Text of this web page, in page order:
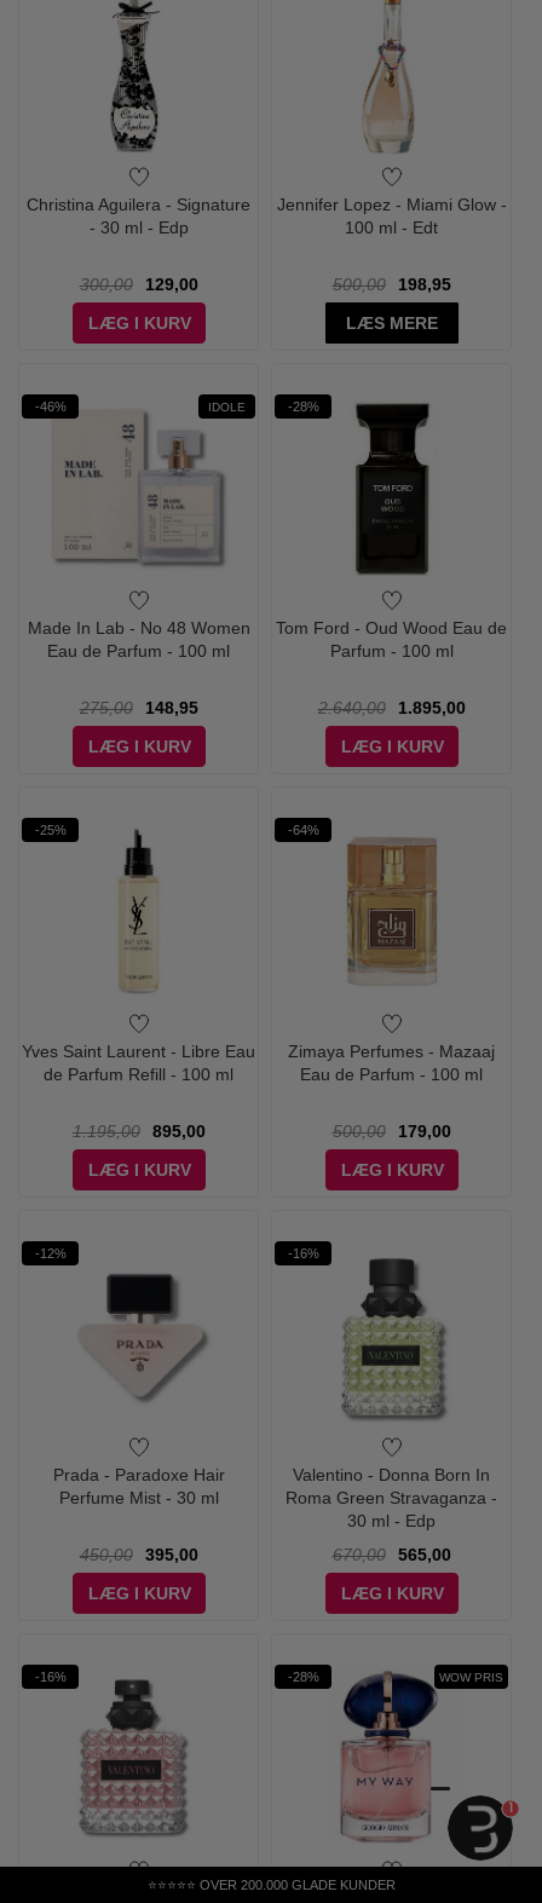
⭐⭐⭐⭐⭐ OVER 200.000 GLADE KUNDER
Christina Aguilera - Signature
- 30 ml - Edp
300,00
129,00
LÆG I KURV
Jennifer Lopez - Miami Glow -
100 ml - Edt
500,00
198,95
LÆS MERE
-46% IDOLE
Made In Lab - No 48 Women
Eau de Parfum - 100 ml
275,00
148,95
LÆG I KURV
-28%
Tom Ford - Oud Wood Eau de
Parfum - 100 ml
2.640,00
1.895,00
LÆG I KURV
-25%
Yves Saint Laurent - Libre Eau
de Parfum Refill - 100 ml
1.195,00
895,00
LÆG I KURV
-64%
Zimaya Perfumes - Mazaaj
Eau de Parfum - 100 ml
500,00
179,00
LÆG I KURV
-12%
Prada - Paradoxe Hair
Perfume Mist - 30 ml
450,00
395,00
LÆG I KURV
-16%
Valentino - Donna Born In
Roma Green Stravaganza -
30 ml - Edp
670,00
565,00
LÆG I KURV
-16% -28% WOW PRIS
1